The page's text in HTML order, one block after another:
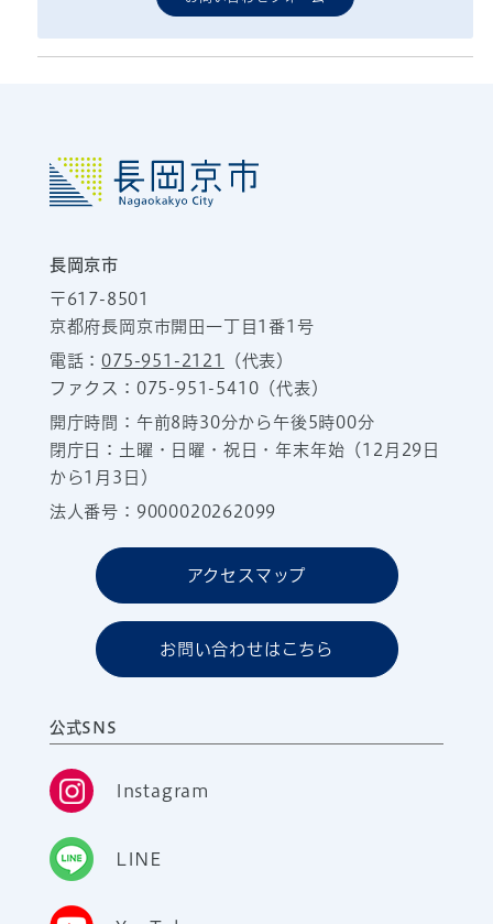
長岡京市
〒617-8501
京都府長岡京市開田一丁目1番1号
電話：075-951-2121
（代表）
ファクス：075-951-5410（代表）
開庁時間：午前8時30分から午後5時00分
閉庁日：土曜・日曜・祝日・年末年始（12月29日
から1月3日）
法人番号：9000020262099
アクセスマップ
お問い合わせはこちら
公式SNS
Instagram
LINE